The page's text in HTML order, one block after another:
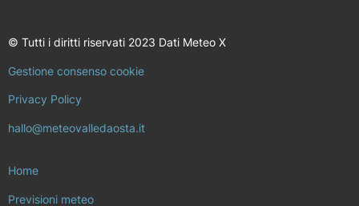
© Tutti i diritti riservati 2023 Dati Meteo X
Gestione consenso cookie
Privacy Policy
hallo@meteovalledaosta.it
Home
Previsioni meteo